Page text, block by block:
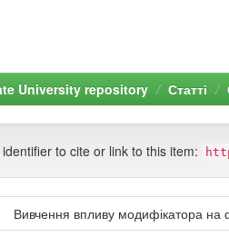
University repository Статті
to cite or link to this item:
Вивчення впливу модифікатора на